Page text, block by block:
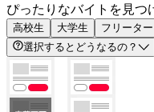
ぴったりなバイトを見つ
高校生 大学生 フリーター
選択するとどうなるの？